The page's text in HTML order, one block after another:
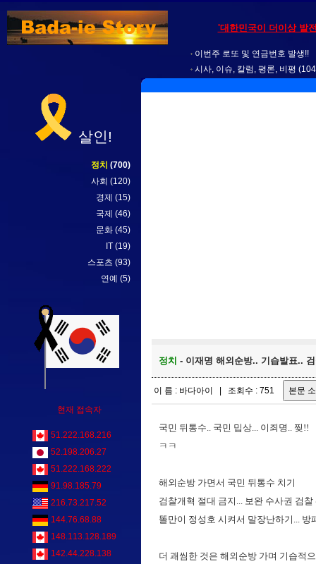
'대한민국이 더이상 발
이번주 로또 및 연금번호 발생!!
시사, 이슈, 칼럼, 평론, 비평
살인!
정치 (700)
사회 (120)
경제 (15)
국제 (46)
문화 (45)
IT (19)
스포츠 (93)
연예 (5)
현재 접속자
51.222.168.216
52.198.206.27
51.222.168.222
91.98.185.79
216.73.217.52
144.76.68.88
148.113.128.189
142.44.228.138
정치 - 이재명 해외순방.. 기습발표..
이 름 : 바다아이 | 조회수 : 751
국민 뒤통수.. 국민 밉상... 이죄명.. 찢!!
ㅋㅋ
해외순방 가면서 국민 뒤통수 치기
검찰개혁 절대 금지... 보완 수사권 검찰
똘만이 정성호 시켜서 말장난하기... 방
더 괘씸한 것은 해외순방 가며 기습적